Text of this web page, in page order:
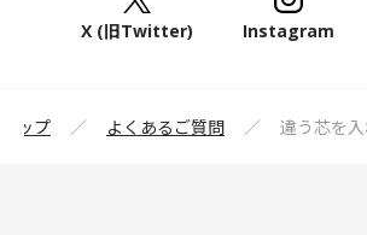
X (旧Twitter) Instagram
ップ よくあるご質問 違う芯を